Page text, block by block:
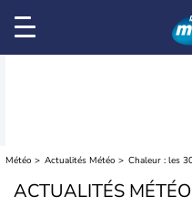
Météo Actualités Météo
ACTUALITÉS MÉTÉO